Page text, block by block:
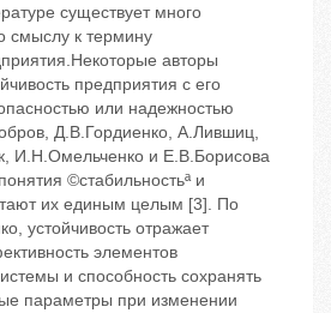
существует много
смыслу к термину
авторы
предприятия с его
или надежностью
Д.В.Гордиенко, А.Лившиц,
И.Н.Омельченко и Е.В.Борисова
©стабильностьª и
их единым целым [3]. По
устойчивость отражает
элементов
и способность сохранять
параметры при изменении